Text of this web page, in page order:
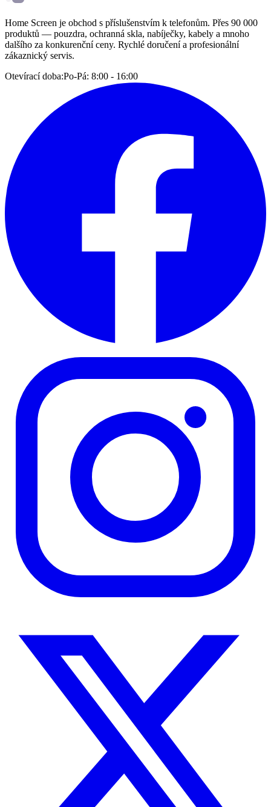
Home Screen je obchod s příslušenstvím k telefonům. Přes 90 000
produktů — pouzdra, ochranná skla, nabíječky, kabely a mnoho
dalšího za konkurenční ceny. Rychlé doručení a profesionální
zákaznický servis.
Otevírací doba:Po-Pá: 8:00 - 16:00